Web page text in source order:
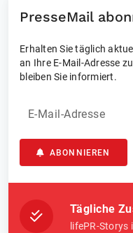
PresseMail
Erhalten Sie täglich
an Ihre E-Mail-Adresse
bleiben Sie informiert.
E-Mail-Adresse
ABONNIEREN
Tägliche
lifePR-Storys